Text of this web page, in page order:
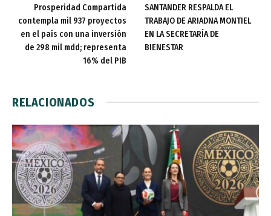
Prosperidad Compartida
contempla mil 937 proyectos
en el país con una inversión
de 298 mil mdd; representa
16% del PIB
SANTANDER RESPALDA EL
TRABAJO DE ARIADNA MONTIEL
EN LA SECRETARÍA DE
BIENESTAR
RELACIONADOS